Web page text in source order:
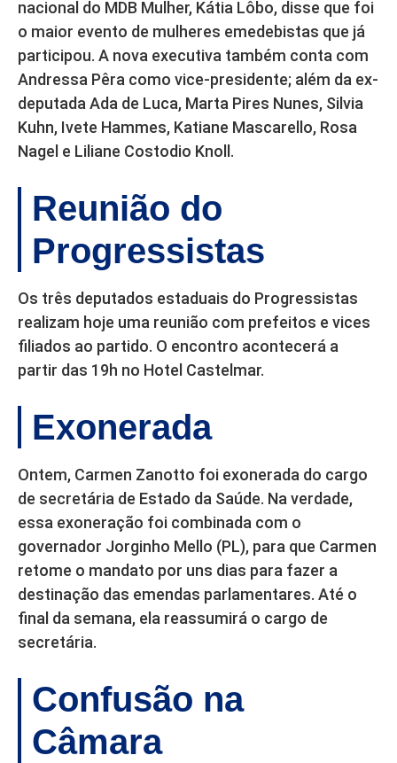
nacional do MDB Mulher, Kátia Lôbo, disse que foi
o maior evento de mulheres emedebistas que já
participou. A nova executiva também conta com
Andressa Pêra como vice-presidente; além da ex-
deputada Ada de Luca, Marta Pires Nunes, Silvia
Kuhn, Ivete Hammes, Katiane Mascarello, Rosa
Nagel e Liliane Costodio Knoll.
Reunião do
Progressistas
Os três deputados estaduais do Progressistas
realizam hoje uma reunião com prefeitos e vices
filiados ao partido. O encontro acontecerá a
partir das 19h no Hotel Castelmar.
Exonerada
Ontem, Carmen Zanotto foi exonerada do cargo
de secretária de Estado da Saúde. Na verdade,
essa exoneração foi combinada com o
governador Jorginho Mello (PL), para que Carmen
retome o mandato por uns dias para fazer a
destinação das emendas parlamentares. Até o
final da semana, ela reassumirá o cargo de
secretária.
Confusão na
Câmara